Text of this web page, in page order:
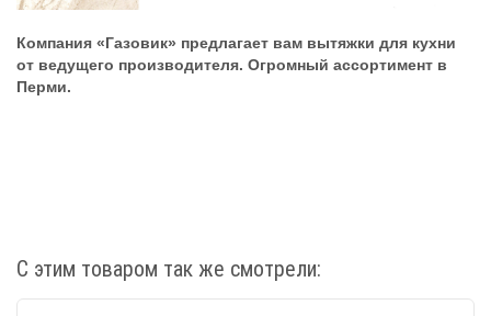
Компания «Газовик» предлагает вам вытяжки для кухни
от ведущего производителя. Огромный ассортимент в
Перми.
С этим товаром так же смотрели: